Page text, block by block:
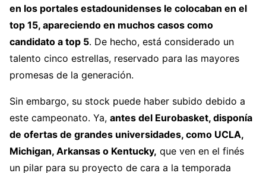
en los portales estadounidenses le colocaban en el
top 15, apareciendo en muchos casos como
candidato a top 5. De hecho, está considerado un
talento cinco estrellas, reservado para las mayores
promesas de la generación.
Sin embargo, su stock puede haber subido debido a
este campeonato. Ya, antes del Eurobasket, disponía
de ofertas de grandes universidades, como UCLA,
Michigan, Arkansas o Kentucky, que ven en el finés
un pilar para su proyecto de cara a la temporada